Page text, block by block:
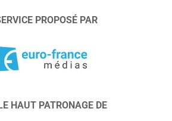
PROPOSÉ PAR
HAUT PATRONAGE DE